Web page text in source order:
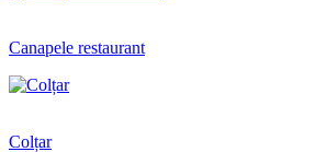
Canapele restaurant
Colțar